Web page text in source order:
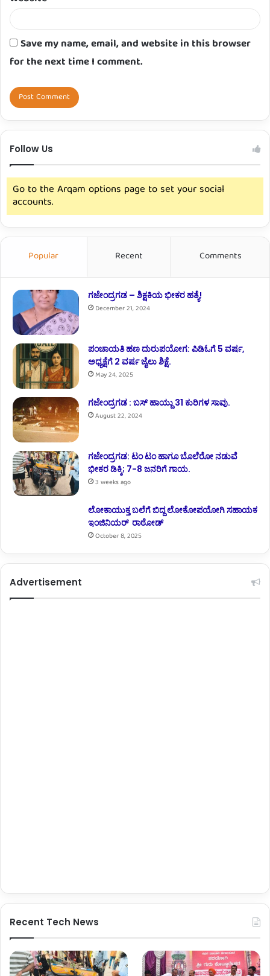
Save my name, email, and website in this browser
for the next time I comment.
Follow Us
Go to the Arqam options page to set your social
accounts.
Popular Recent Comments
ಗಜೇಂದ್ರಗಡ – ಶಿಕ್ಷಕಿಯ ಭೀಕರ ಹತ್ಯೆ!
December 21, 2024
ಪಂಚಾಯತಿ ಹಣ ದುರುಪಯೋಗ: ಪಿಡಿಓಗೆ 5 ವರ್ಷ,
ಅಧ್ಯಕ್ಷೆಗೆ 2 ವರ್ಷ ಜೈಲು ಶಿಕ್ಷೆ.
May 24, 2025
ಗಜೇಂದ್ರಗಡ : ಬಸ್ ಹಾಯ್ದು 31 ಕುರಿಗಳ ಸಾವು.
August 22, 2024
ಗಜೇಂದ್ರಗಡ: ಟಂ ಟಂ ಹಾಗೂ ಬೊಲೆರೋ ನಡುವೆ
ಭೀಕರ ಡಿಕ್ಕಿ; 7-8 ಜನರಿಗೆ ಗಾಯ.
3 weeks ago
ಲೋಕಾಯುಕ್ತ ಬಲೆಗೆ ಬಿದ್ದ ಲೋಕೋಪಯೋಗಿ ಸಹಾಯಕ
ಇಂಜಿನಿಯರ್ ರಾಠೋಡ್
October 8, 2025
Advertisement
Recent Tech News